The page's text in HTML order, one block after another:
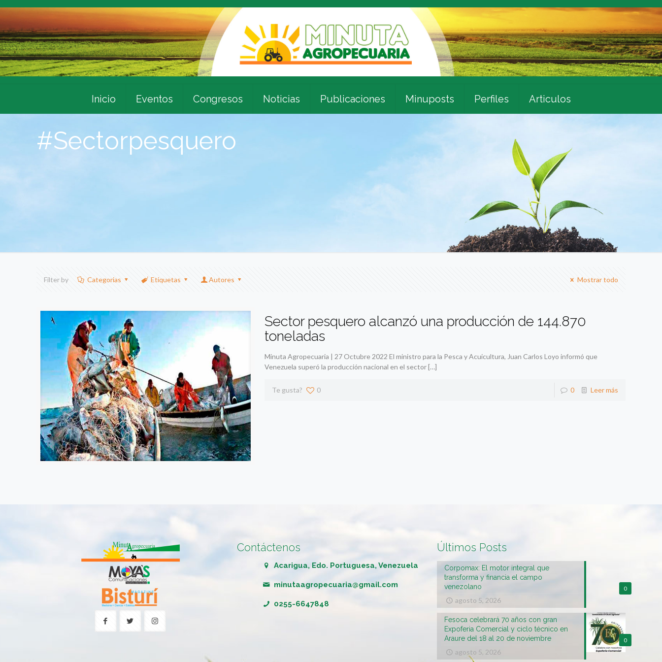
Inicio Eventos Congresos Noticias Publicaciones Minuposts Perfiles Articulos
#Sectorpesquero
Filter by Categorias Etiquetas Autores Mostrar todo
Sector pesquero alcanzó una producción de 144.870
toneladas
Minuta Agropecuaria | 27 Octubre 2022 El ministro para la Pesca y Acuicultura, Juan Carlos Loyo informó que
Venezuela superó la producción nacional en el sector[…]
Te gusta? 0 0 Leer más
Contáctenos
Acarigua, Edo. Portuguesa, Venezuela
minutaagropecuaria@gmail.com
0255-6647848
Últimos Posts
0
Corpomax: El motor integral que
transforma y financia el campo
venezolano
agosto 5, 2026
0
Fesoca celebrará 70 años con gran
Expoferia Comercial y ciclo técnico en
Araure del 18 al 20 de noviembre
agosto 5, 2026